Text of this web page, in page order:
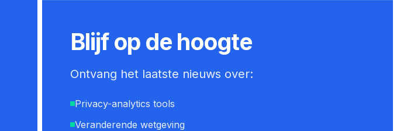
Blijf op de hoogte
Ontvang het laatste nieuws over:
Privacy-analytics tools
Veranderende wetgeving